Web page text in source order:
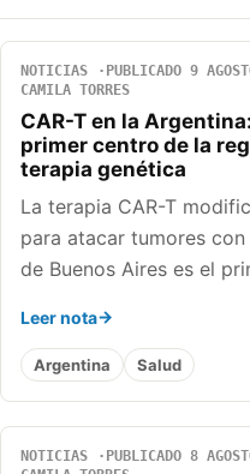
NOTICIAS PUBLICADO 9
CAMILA TORRES
CAR-T en la
primer centro de la
terapia genética
La terapia CAR-T
para atacar tumores
de Buenos Aires es el
Leer nota
Argentina Salud
NOTICIAS PUBLICADO 8